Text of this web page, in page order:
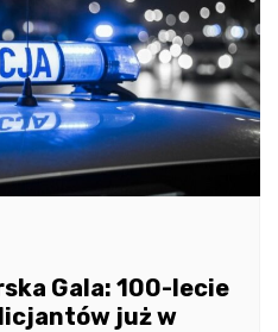
Gala: 100-lecie
już w